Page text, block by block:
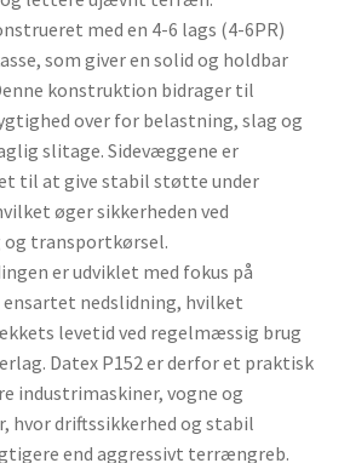
med en 4-6 lags (4-6PR)
som giver en solid og holdbar
konstruktion bidrager til
over for belastning, slag og
slitage. Sidevæggene er
til at give stabil støtte under
øger sikkerheden ved
og transportkørsel.
er udviklet med fokus på
nedslidning, hvilket
levetid ved regelmæssig brug
Datex P152 er derfor et praktisk
industrimaskiner, vogne og
hvor driftssikkerhed og stabil
end aggressivt terrængreb.